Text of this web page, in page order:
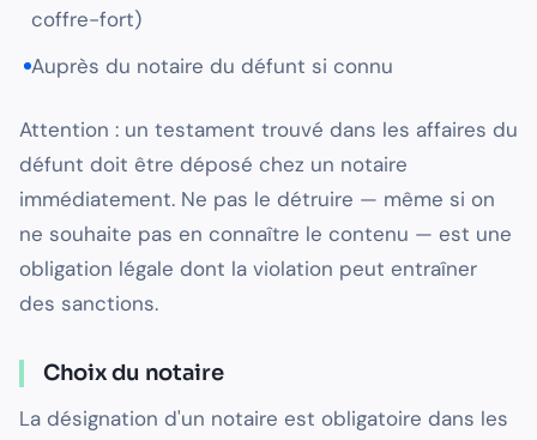
coffre-fort)
Auprès du notaire du défunt si connu
Attention : un testament trouvé dans les affaires du
défunt doit être déposé chez un notaire
immédiatement. Ne pas le détruire — même si on
ne souhaite pas en connaître le contenu — est une
obligation légale dont la violation peut entraîner
des sanctions.
Choix du notaire
La désignation d'un notaire est obligatoire dans les